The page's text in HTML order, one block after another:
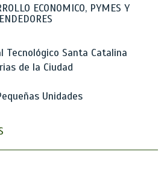
ECONOMICO, PYMES Y
Tecnológico Santa Catalina
de la Ciudad
Unidades